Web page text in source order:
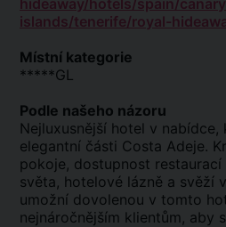
hideaway/hotels/spain/
islands/tenerife/royal-
Místní kategorie
*****GL
Podle našeho názoru
Nejluxusnější hotel v
elegantní části Costa Adeje.
pokoje, dostupnost
světa, hotelové lázně a svěží
umožní dovolenou v tomto
nejnáročnějším klientům, aby